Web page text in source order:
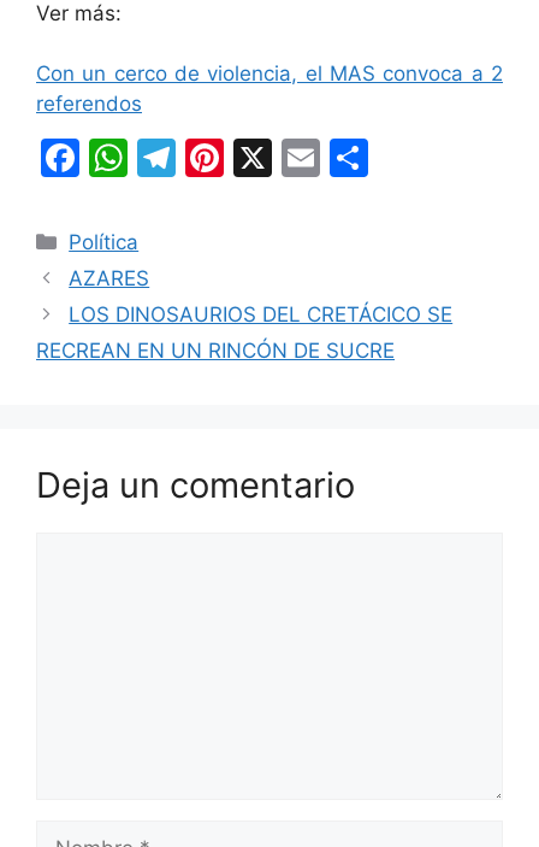
Ver más:
Con un cerco de violencia, el MAS convoca a 2
referendos
F
c
e
b
o
W
at
s
A
p
T
a
m
Pi
st
X
E
ar
tir
Categorías
Política
AZARES
LOS DINOSAURIOS DEL CRETÁCICO SE
RECREAN EN UN RINCÓN DE SUCRE
Deja un comentario
Nombre